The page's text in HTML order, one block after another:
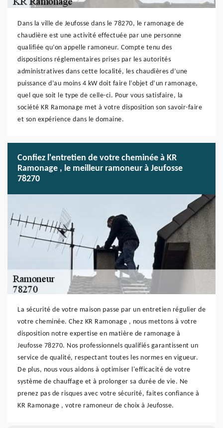
Dans la ville de Jeufosse dans le 78270, le ramonage de
chaudière est une activité effectuée par une personne
qualifiée qu’on appelle ramoneur. Compte tenu des
dispositions réglementaires prises par les autorités
administratives dans cette localité, les chaudières d’une
puissance d’au moins 4 kW doit faire l’objet d’un ramonage,
quel que soit le type de celle-ci. Pour vous satisfaire, la
société KR Ramonage met à votre disposition son savoir-faire
et son expérience dans le domaine.
Confiez l'entretien de votre cheminée à KR
Ramonage , le meilleur ramoneur à Jeufosse
78270
La sécurité de votre maison passe par un entretien régulier de
votre cheminée. Chez KR Ramonage , nous mettons à votre
disposition notre expertise en matière de ramonage à
Jeufosse 78270. Nos professionnels qualifiés garantissent un
service de qualité, respectant toutes les normes en vigueur.
De plus, nous vous aidons à optimiser l'efficacité de votre
système de chauffage et à prolonger sa durée de vie. Ne
prenez pas de risques avec votre sécurité, faites confiance à
KR Ramonage , votre ramoneur de choix à Jeufosse.